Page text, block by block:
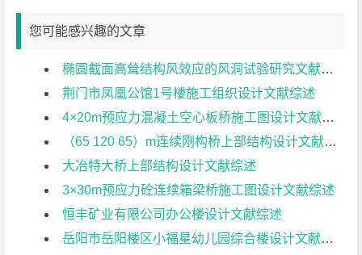
您可能感兴趣的文章
椭圆截面高耸结构风效应的风洞试验研究文献综述
荆门市凤凰公馆1号楼施工组织设计文献综述
4×20m预应力混凝土空心板桥施工图设计文献综述
（65 120 65）m连续刚构桥上部结构设计文献综述
大冶特大桥上部结构设计文献综述
3×30m预应力砼连续箱梁桥施工图设计文献综述
恒丰矿业有限公司办公楼设计文献综述
岳阳市岳阳楼区小福星幼儿园综合楼设计文献综述